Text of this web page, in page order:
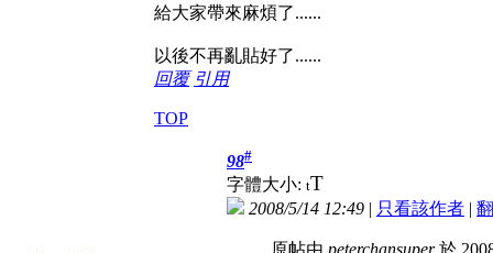
給大家帶來麻煩了......
以後不再亂貼好了......
回覆 引用
TOP
98#
字體大小: tT
2008/5/14 12:49 | 只看該作者 |
原帖由 peterchansuper於